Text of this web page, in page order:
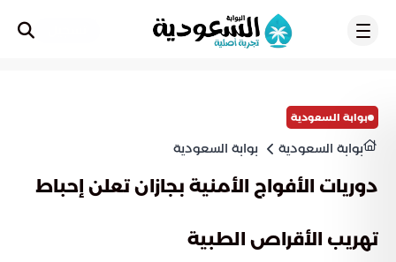
بوابة السعودية
بوابة السعودية بوابة السعودية
دوريات الأفواج الأمنية بجازان تعلن إحباط
تهريب الأقراص الطبية